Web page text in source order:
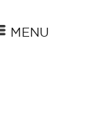
MENU